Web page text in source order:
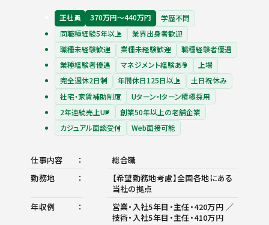
正社員 370万円〜440万円
学歴不問
同職種経験5年以上
業界出身者歓迎
職種未経験歓迎
業種未経験歓迎
職種経験者優遇
業種経験者優遇
マネジメント経験あり
上場
完全週休2日制
年間休日125日以上
土日祝休み
社宅・家賃補助制度
Uターン・Iターン積極採用
2年連続売上UP
創業50年以上の老舗企業
カジュアル面談受付
Web面接可能
仕事内容
総合職
勤務地
【希望勤務地考慮】全国各地にある
当社の拠点
年収例
営業・入社5年目・主任・420万円 ／
技術・入社5年目・主任・410万円